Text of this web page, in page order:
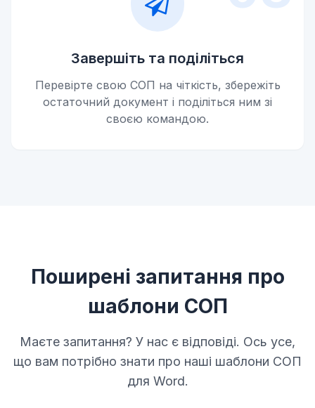
Завершіть та поділіться
Перевірте свою СОП на чіткість, збережіть
остаточний документ і поділіться ним зі
своєю командою.
Поширені запитання про
шаблони СОП
Маєте запитання? У нас є відповіді. Ось усе,
що вам потрібно знати про наші шаблони СОП
для Word.